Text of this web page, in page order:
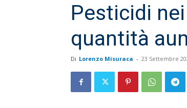
Pesticidi
quantità
Di Lorenzo Misuraca - 23 Settembre